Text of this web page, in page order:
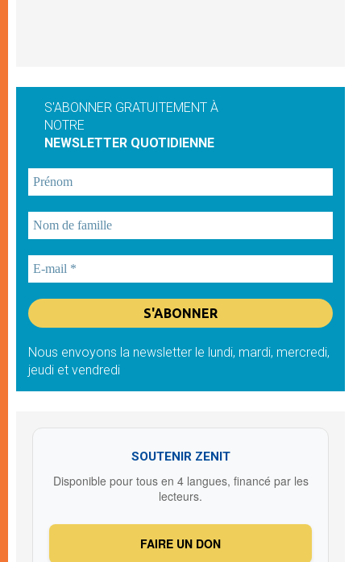
S'ABONNER GRATUITEMENT À
NOTRE
NEWSLETTER QUOTIDIENNE
Nous envoyons la newsletter le lundi, mardi, mercredi,
jeudi et vendredi
SOUTENIR ZENIT
Disponible pour tous en 4 langues, financé par les
lecteurs.
FAIRE UN DON